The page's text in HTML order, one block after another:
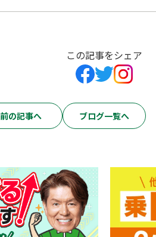
この記事をシェア
前の記事へ ブログ一覧へ